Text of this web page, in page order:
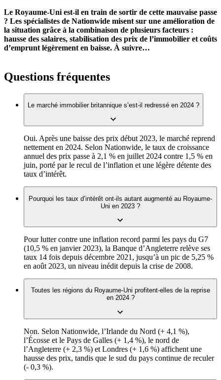
Le Royaume-Uni est-il en train de sortir de cette mauvaise passe
? Les spécialistes de Nationwide misent sur une amélioration de
la situation grâce à la combinaison de plusieurs facteurs :
hausse des salaires, stabilisation des prix de l’immobilier et coûts
d’emprunt légèrement en baisse. À suivre…
Questions fréquentes
Le marché immobilier britannique s’est-il redressé en 2024 ?
Oui. Après une baisse des prix début 2023, le marché reprend
nettement en 2024. Selon Nationwide, le taux de croissance
annuel des prix passe à 2,1 % en juillet 2024 contre 1,5 % en
juin, porté par le recul de l’inflation et une légère détente des
taux d’intérêt.
Pourquoi les taux d’intérêt ont-ils autant augmenté au Royaume-
Uni en 2023 ?
Pour lutter contre une inflation record parmi les pays du G7
(10,5 % en janvier 2023), la Banque d’Angleterre relève ses
taux 14 fois depuis décembre 2021, jusqu’à un pic de 5,25 %
en août 2023, un niveau inédit depuis la crise de 2008.
Toutes les régions du Royaume-Uni profitent-elles de la reprise
en 2024 ?
Non. Selon Nationwide, l’Irlande du Nord (+ 4,1 %),
l’Écosse et le Pays de Galles (+ 1,4 %), le nord de
l’Angleterre (+ 2,3 %) et Londres (+ 1,6 %) affichent une
hausse des prix, tandis que le sud du pays continue de reculer
(- 0,3 %).